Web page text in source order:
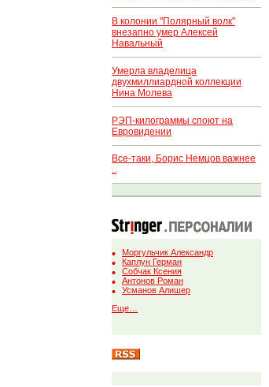
В колонии "Полярный волк"
внезапно умер Алексей
Навальный
Умерла владелица
двухмиллиардной коллекции
Нина Молева
РЭП-килограммы споют на
Евровидении
Все-таки, Борис Немцов важнее
..
Моргульчик Александр
Каплун Герман
Собчак Ксения
Антонов Роман
Усманов Алишер
Еще…